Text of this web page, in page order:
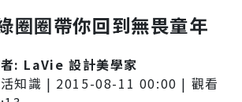
圈圈帶你回到無畏童年
: LaVie 設計美學家
知識 | 2015-08-11 00:00 | 觀看